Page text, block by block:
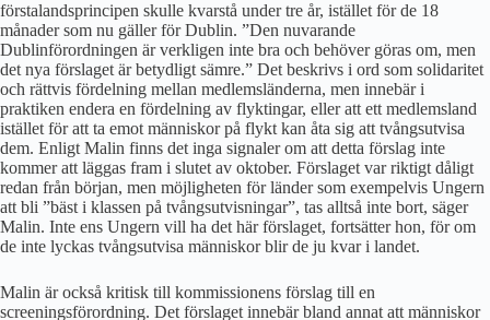
förstalandsprincipen skulle kvarstå under tre år, istället för de 18
månader som nu gäller för Dublin. ”Den nuvarande
Dublinförordningen är verkligen inte bra och behöver göras om, men
det nya förslaget är betydligt sämre.” Det beskrivs i ord som solidaritet
och rättvis fördelning mellan medlemsländerna, men innebär i
praktiken endera en fördelning av flyktingar, eller att ett medlemsland
istället för att ta emot människor på flykt kan åta sig att tvångsutvisa
dem. Enligt Malin finns det inga signaler om att detta förslag inte
kommer att läggas fram i slutet av oktober. Förslaget var riktigt dåligt
redan från början, men möjligheten för länder som exempelvis Ungern
att bli ”bäst i klassen på tvångsutvisningar”, tas alltså inte bort, säger
Malin. Inte ens Ungern vill ha det här förslaget, fortsätter hon, för om
de inte lyckas tvångsutvisa människor blir de ju kvar i landet.
Malin är också kritisk till kommissionens förslag till en
screeningsförordning. Det förslaget innebär bland annat att människor